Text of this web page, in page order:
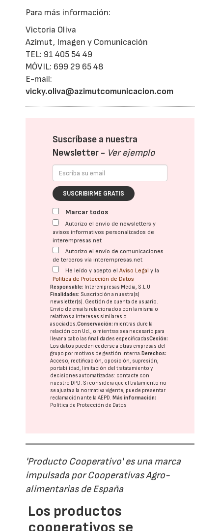
Para más información:
Victoria Oliva
Azimut, Imagen y Comunicación
TEL: 91 405 54 49
MÓVIL: 699 29 65 48
E-mail:
vicky.oliva@azimutcomunicacion.com
Suscríbase a nuestra
Newsletter - Ver ejemplo
SUSCRIBIRME GRATIS
Marcar todos
Autorizo el envío de newsletters y
avisos informativos personalizados de
interempresas.net
Autorizo el envío de comunicaciones
de terceros vía interempresas.net
He leído y acepto elAviso Legal y la
Política de Protección de Datos
Responsable: Interempresas Media, S.L.U.
Finalidades: Suscripción a nuestra(s)
newsletter(s). Gestión de cuenta de usuario.
Envío de emails relacionados con la misma o
relativos a intereses similares o
asociados.Conservación: mientras dure la
relación con Ud., o mientras sea necesario para
llevar a cabo las finalidades especificadasCesión:
Los datos pueden cederse a otras empresas del
grupo por motivos de gestión interna. Derechos:
Acceso, rectificación, oposición, supresión,
portabilidad, limitación del tratatamiento y
decisiones automatizadas: contacte con
nuestro DPD. Si considera que el tratamiento no
se ajusta a la normativa vigente, puede presentar
reclamación ante laAEPD. Más información:
Política de Protección de Datos
'Producto Cooperativo' es una marca
impulsada por Cooperativas Agro-
alimentarias de España
Los productos